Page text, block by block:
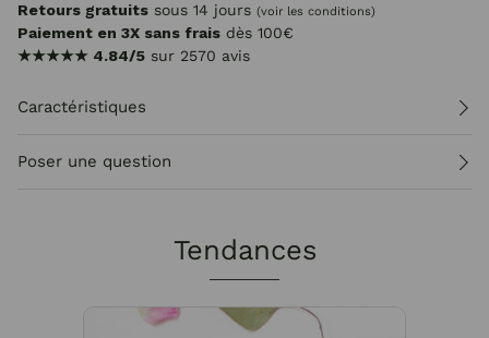
Retours gratuits sous 14 jours (voir les conditions)
Paiement en 3X sans frais dès 100€
★★★★★ 4.84/5 sur 2570 avis
Caractéristiques
Poser une question
Tendances